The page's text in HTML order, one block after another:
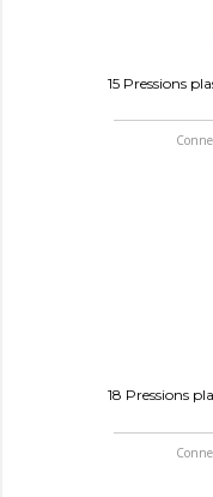
15 Pressions
18 Pressions